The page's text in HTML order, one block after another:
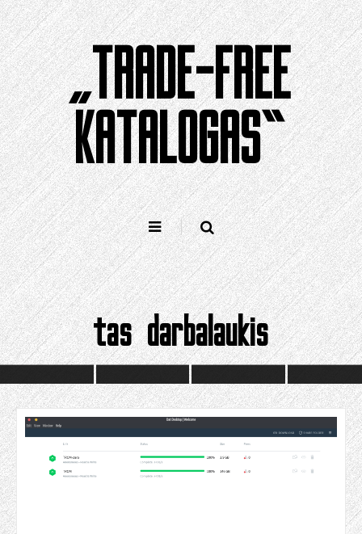
Pereiti
prie
turinio
„TRADE-FREE
KATALOGAS“
tas darbalaukis